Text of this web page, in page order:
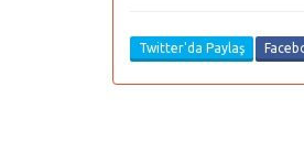
Twitter'da Paylaş